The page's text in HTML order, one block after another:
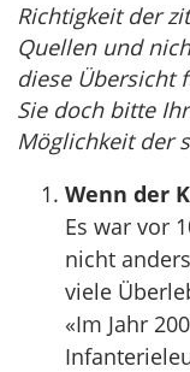
Richtigkeit der
Quellen und
diese Übersicht
Sie doch bitte
Möglichkeit der
Wenn der
Es war vor
nicht
viele
«Im Jahr